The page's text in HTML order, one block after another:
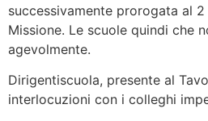
successivamente prorogata al
Missione. Le scuole quindi che
agevolmente.
Dirigentiscuola, presente al
interlocuzioni con i colleghi